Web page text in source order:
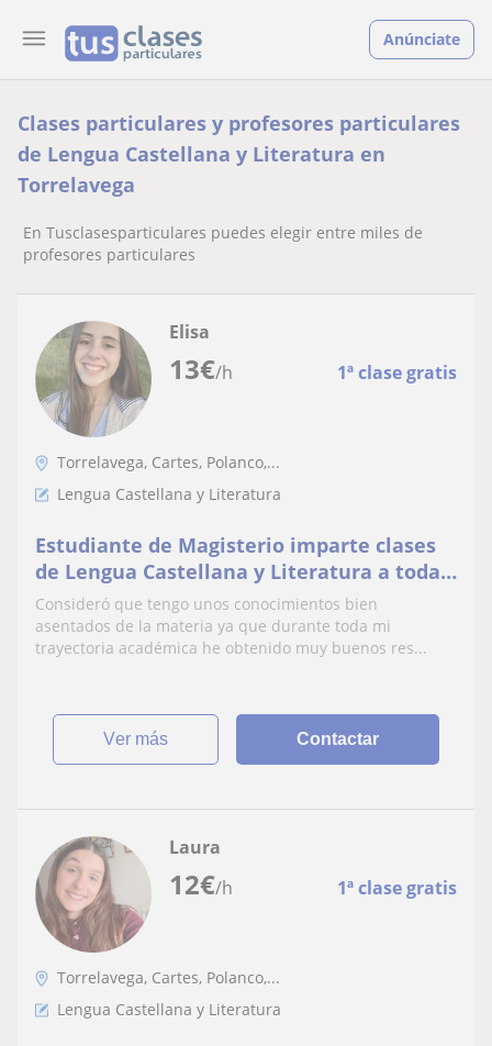
Anúnciate
Clases particulares y profesores particulares
de Lengua Castellana y Literatura en
Torrelavega
En Tusclasesparticulares puedes elegir entre miles de
profesores particulares
13€/h 1ª clase gratis
Elisa
Torrelavega, Cartes, Polanco,...
Lengua Castellana y Literatura
Estudiante de Magisterio imparte clases
de Lengua Castellana y Literatura a todas
las edades hasta bachillerato incluido
Consideró que tengo unos conocimientos bien
asentados de la materia ya que durante toda mi
trayectoria académica he obtenido muy buenos res...
ver más Contactar
12€/h 1ª clase gratis
Laura
Torrelavega, Cartes, Polanco,...
Lengua Castellana y Literatura